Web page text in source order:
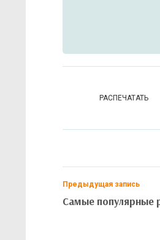
РАСПЕЧАТАТЬ
Предыдущая запись
Самые популярные